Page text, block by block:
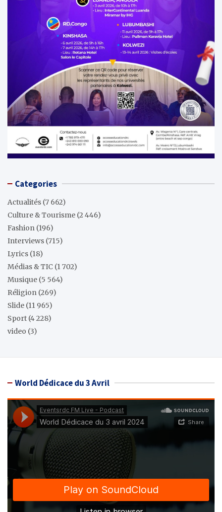
Categories
Actualités (7 662)
Culture & Tourisme (2 446)
Fashion (196)
Interviews (715)
Lyrics (18)
Médias & TIC (1 702)
Musique (5 564)
Réligion (269)
Slide (11 965)
Sport (4 228)
video (3)
World Dédicace du 3 Avril